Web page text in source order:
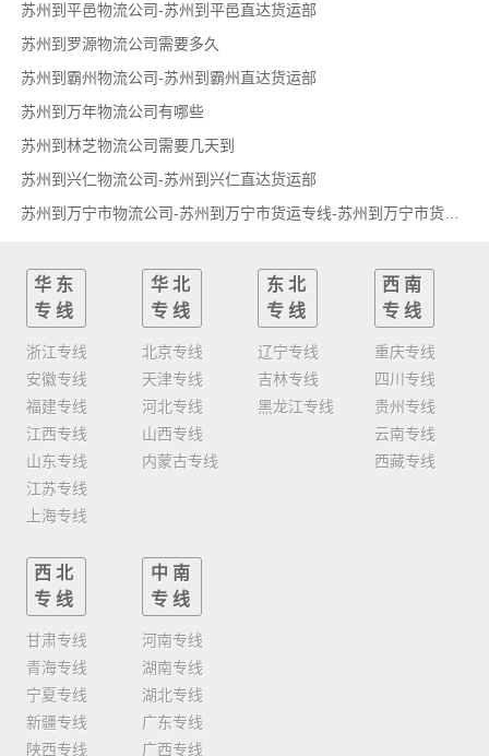
苏州到平邑物流公司-苏州到平邑直达货运部
苏州到罗源物流公司需要多久
苏州到霸州物流公司-苏州到霸州直达货运部
苏州到万年物流公司有哪些
苏州到林芝物流公司需要几天到
苏州到兴仁物流公司-苏州到兴仁直达货运部
苏州到万宁市物流公司-苏州到万宁市货运专线-苏州到万宁市货运部
华东
专线
浙江专线
安徽专线
福建专线
江西专线
山东专线
江苏专线
上海专线
华北
专线
北京专线
天津专线
河北专线
山西专线
内蒙古专线
东北
专线
辽宁专线
吉林专线
黑龙江专线
西南
专线
重庆专线
四川专线
贵州专线
云南专线
西藏专线
西北
专线
甘肃专线
青海专线
宁夏专线
新疆专线
陕西专线
中南
专线
河南专线
湖南专线
湖北专线
广东专线
广西专线